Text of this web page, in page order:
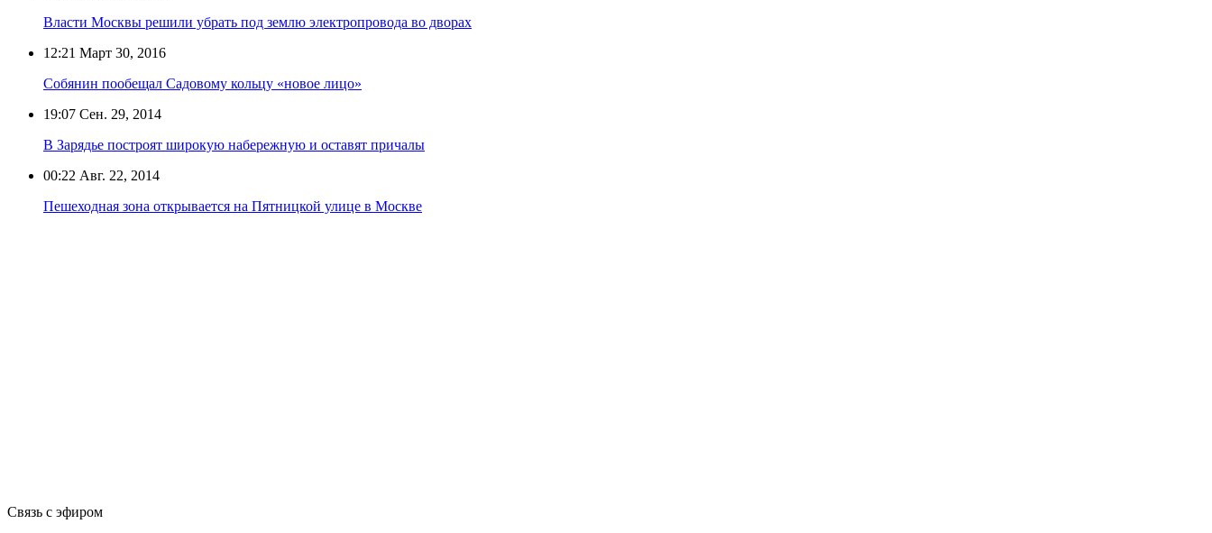
Власти Москвы решили убрать под землю электропровода во дворах
12:21 Март 30, 2016
Собянин пообещал Садовому кольцу «новое лицо»
19:07 Сен. 29, 2014
В Зарядье построят широкую набережную и оставят причалы
00:22 Авг. 22, 2014
Пешеходная зона открывается на Пятницкой улице в Москве
Связь с эфиром